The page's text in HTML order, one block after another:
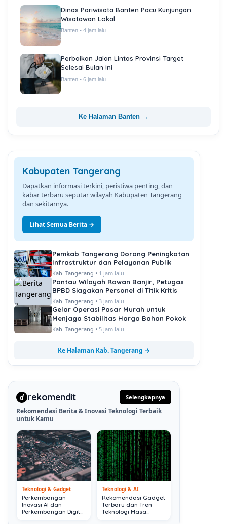
Dinas Pariwisata Banten Pacu Kunjungan
Wisatawan Lokal
Banten • 4 jam lalu
Perbaikan Jalan Lintas Provinsi Target
Selesai Bulan Ini
Banten • 6 jam lalu
Ke Halaman Banten →
Kabupaten Tangerang
Dapatkan informasi terkini, peristiwa penting, dan
kabar terbaru seputar wilayah Kabupaten Tangerang
dan sekitarnya.
Lihat Semua Berita →
Pemkab Tangerang Dorong Peningkatan
Infrastruktur dan Pelayanan Publik
Kab. Tangerang • 1 jam lalu
Pantau Wilayah Rawan Banjir, Petugas
BPBD Siagakan Personel di Titik Kritis
Kab. Tangerang • 3 jam lalu
Gelar Operasi Pasar Murah untuk
Menjaga Stabilitas Harga Bahan Pokok
Kab. Tangerang • 5 jam lalu
Ke Halaman Kab. Tangerang →
d rekomendit Selengkapnya
Rekomendasi Berita & Inovasi Teknologi Terbaik
untuk Kamu
Teknologi & Gadget
Perkembangan
Inovasi AI dan
Perkembangan Digital
Teknologi & AI
Rekomendasi Gadget
Terbaru dan Tren
Teknologi Masa